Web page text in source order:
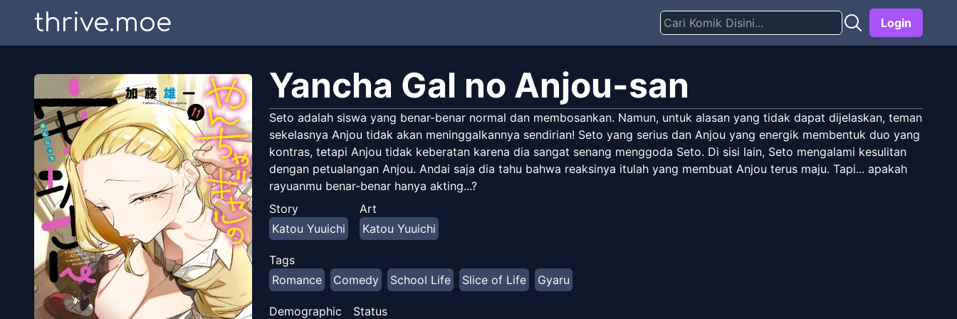
thrive.moe Login
Yancha Gal no Anjou-san
Seto adalah siswa yang benar-benar normal dan membosankan. Namun, untuk alasan yang tidak dapat dijelaskan, teman
sekelasnya Anjou tidak akan meninggalkannya sendirian! Seto yang serius dan Anjou yang energik membentuk duo yang
kontras, tetapi Anjou tidak keberatan karena dia sangat senang menggoda Seto. Di sisi lain, Seto mengalami kesulitan
dengan petualangan Anjou. Andai saja dia tahu bahwa reaksinya itulah yang membuat Anjou terus maju. Tapi... apakah
rayuanmu benar-benar hanya akting...?
Story
Katou Yuuichi
Art
Katou Yuuichi
Tags
Romance
Comedy School Life Slice of Life Gyaru
Demographic
Status